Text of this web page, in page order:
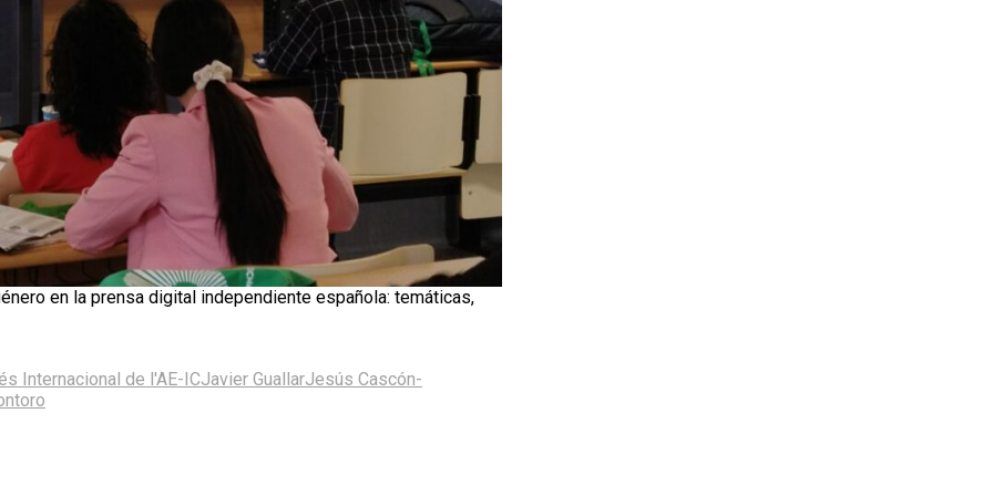
en la prensa digital independiente española: temáticas,
Internacional de l'AE-ICJavier GuallarJesús Cascón-